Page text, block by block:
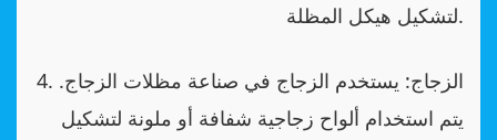
لتشكيل هيكل المظلة.
4. الزجاج: يستخدم الزجاج في صناعة مظلات الزجاج.
يتم استخدام ألواح زجاجية شفافة أو ملونة لتشكيل